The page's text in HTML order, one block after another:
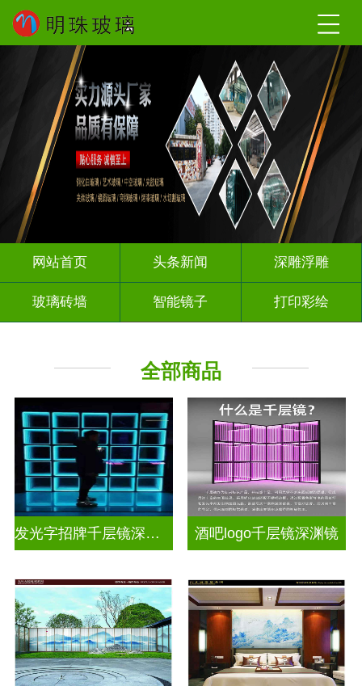
网站首页 头条新闻 深雕浮雕
玻璃砖墙 智能镜子 打印彩绘
全部商品
发光字招牌千层镜深渊镜 酒吧logo千层镜深渊镜